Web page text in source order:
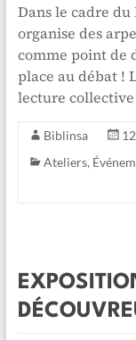
Dans le cadre
organise des
comme point de
place au débat !
lecture collective
Biblinsa
Ateliers,